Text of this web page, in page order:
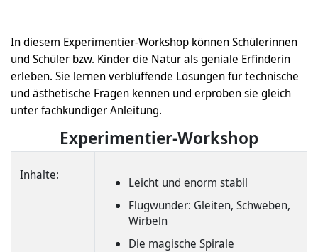
In diesem Experimentier-Workshop können Schülerinnen
und Schüler bzw. Kinder die Natur als geniale Erfinderin
erleben. Sie lernen verblüffende Lösungen für technische
und ästhetische Fragen kennen und erproben sie gleich
unter fachkundiger Anleitung.
Experimentier-Workshop
Inhalte:
Leicht und enorm stabil
Flugwunder: Gleiten, Schweben,
Wirbeln
Die magische Spirale